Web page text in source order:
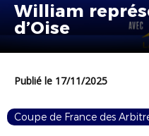
William
d’Oise
Publié le 17/11/2025
Coupe de France des